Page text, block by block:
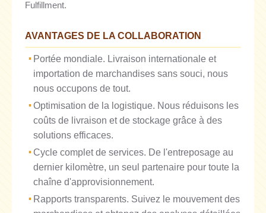
Fulfillment.
AVANTAGES DE LA COLLABORATION
Portée mondiale. Livraison internationale et
importation de marchandises sans souci, nous
nous occupons de tout.
Optimisation de la logistique. Nous réduisons les
coûts de livraison et de stockage grâce à des
solutions efficaces.
Cycle complet de services. De l'entreposage au
dernier kilomètre, un seul partenaire pour toute la
chaîne d'approvisionnement.
Rapports transparents. Suivez le mouvement des